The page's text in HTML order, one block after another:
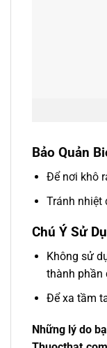
Bảo Quản
Để nơi khô
Tránh nhiệt
Chú Ý Sử
Không sử
thành phần
Để xa tầm
Những lý do